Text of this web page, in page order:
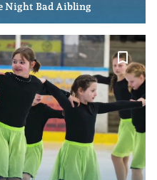
Night Bad Aibling
bookmark_border